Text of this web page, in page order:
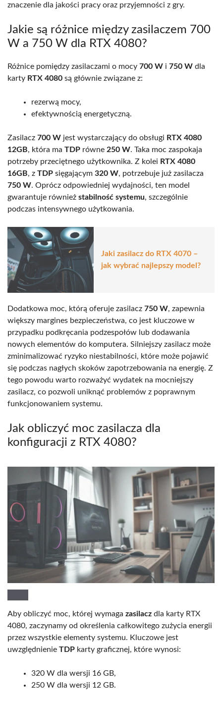
znaczenie dla jakości pracy oraz przyjemności z gry.
Jakie są różnice między zasilaczem 700
W a 750 W dla RTX 4080?
Różnice pomiędzy zasilaczami o mocy 700 W i 750 W dla
karty RTX 4080 są głównie związane z:
rezerwą mocy,
efektywnością energetyczną.
Zasilacz 700 W jest wystarczający do obsługi RTX 4080
12GB, która ma TDP równe 250 W. Taka moc zaspokaja
potrzeby przeciętnego użytkownika. Z kolei RTX 4080
16GB, z TDP sięgającym 320 W, potrzebuje już zasilacza
750 W. Oprócz odpowiedniej wydajności, ten model
gwarantuje również stabilność systemu, szczególnie
podczas intensywnego użytkowania.
Jaki zasilacz do RTX 4070 –
jak wybrać najlepszy model?
Dodatkowa moc, którą oferuje zasilacz 750 W, zapewnia
większy margines bezpieczeństwa, co jest kluczowe w
przypadku podkręcania podzespołów lub dodawania
nowych elementów do komputera. Silniejszy zasilacz może
zminimalizować ryzyko niestabilności, które może pojawić
się podczas nagłych skoków zapotrzebowania na energię. Z
tego powodu warto rozważyć wydatek na mocniejszy
zasilacz, co pozwoli uniknąć problemów z poprawnym
funkcjonowaniem systemu.
Jak obliczyć moc zasilacza dla
konfiguracji z RTX 4080?
Aby obliczyć moc, której wymaga zasilacz dla karty RTX
4080, zaczynamy od określenia całkowitego zużycia energii
przez wszystkie elementy systemu. Kluczowe jest
uwzględnienie TDP karty graficznej, które wynosi:
320 W dla wersji 16 GB,
250 W dla wersji 12 GB.